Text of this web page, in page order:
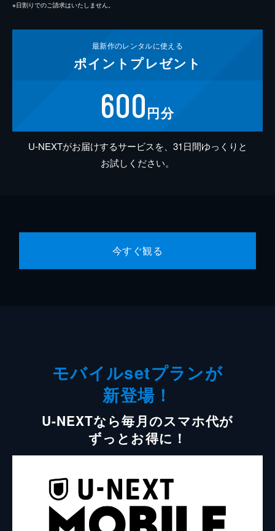
※日割りでのご請求はいたしません。
最新作のレンタルに使える
ポイント プレゼント
600円分
U-NEXTがお届けするサービスを、31日間ゆっくりと
お試しください。
今すぐ観る
モバイルsetプランが
新登場！
U-NEXTなら毎月のスマホ代が
ずっとお得に！